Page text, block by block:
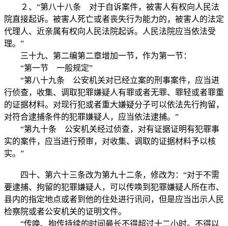
２、“第八十八条 对于自诉案件，被害人有权向人民法
院直接起诉。被害人死亡或者丧失行为能力的，被害人的法定
代理人、近亲属有权向人民法院起诉。人民法院应当依法受
理。”
三十九、第二编第二章增加一节，作为第一节：
“第一节 一般规定”
“第八十九条 公安机关对已经立案的刑事案件，应当进
行侦查，收集、调取犯罪嫌疑人有罪或者无罪、罪轻或者罪重
的证据材料。对现行犯或者重大嫌疑分子可以依法先行拘留，
对符合逮捕条件的犯罪嫌疑人，应当依法逮捕。”
“第九十条 公安机关经过侦查，对有证据证明有犯罪事
实的案件，应当进行预审，对收集、调取的证据材料予以核
实。”
四十、第六十三条改为第九十二条，修改为：“对于不需
要逮捕、拘留的犯罪嫌疑人，可以传唤到犯罪嫌疑人所在市、
县内的指定地点或者到他的住处进行讯问，但是应当出示人民
检察院或者公安机关的证明文件。
“传唤、拘传持续的时间最长不得超过十二小时。不得以